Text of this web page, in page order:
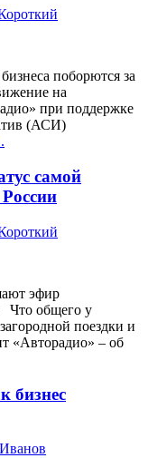
поборются за
на
при поддержке
(АСИ)
самой
эфир
Что общего у
поездки и
«Авторадио» – об
бизнес